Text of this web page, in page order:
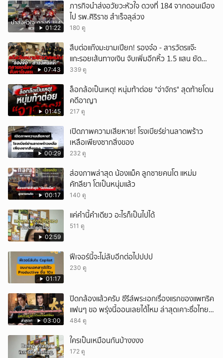
01:22
ภารกิจนำส่งอวัยวะหัวใจ ดวงที่ 184 จากดอนเมือง
ไป รพ.ศิริราช สำเร็จลุล่วง
180 ดู
07:43
สืบต่อแก๊งมะขามเปียก! รองจ๋อ - สารวัตรแจ๊ะ
แกะรอยเส้นทางเงิน จับเพิ่มอีกหิ้ว 1.5 แสน ยัด
สินบน
339 ดู
01:45
ล็อกล้อเป็นเหตุ! หนุ่มท้าต่อย "จ่าจักร" สุดท้ายโดน
คดีอาญา
217 ดู
00:29
เปิดภาพความเสียหาย! โรงเบียร์ย่านลาดพร้าว
เหลือเพียงซากสิ่งของ
232 ดู
00:17
ส่องภาพล่าสุด น้องแม็ค ลูกชายคนโต แหม่ม
คัทลียา โตเป็นหนุ่มแล้ว
140 ดู
02:59
แค่คำนี้คำเดียว อะไรก็เป็นไปได้
511 ดู
01:17
ฟีเจอร์นี้จะไม่ลับอีกต่อไปปปป
230 ดู
03:00
ปิดกล้องแล้วครับ ซีรีส์พระเอกเรื่องแรกของแพทริค
แฟนๆ ขอ พรุ่งนี้ออนเลยได้ไหม ล่าสุดเคาะชื่อไทย
แล้ว
484 ดู
ใครเป็นเหมือนกันบ้างงงง
172 ดู
ยกเลิก